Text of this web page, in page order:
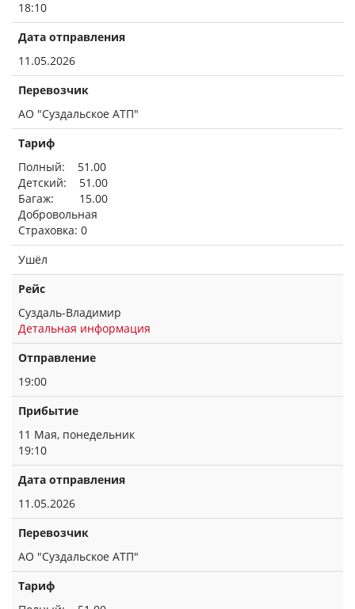
18:10
Дата отправления
11.05.2026
Перевозчик
АО "Суздальское АТП"
Тариф
Полный: 51.00
Детский: 51.00
Багаж: 15.00
Добровольная
Страховка: 0
Ушёл
Рейс
Суздаль-Владимир
Детальная информация
Отправление
19:00
Прибытие
11 Мая, понедельник
19:10
Дата отправления
11.05.2026
Перевозчик
АО "Суздальское АТП"
Тариф